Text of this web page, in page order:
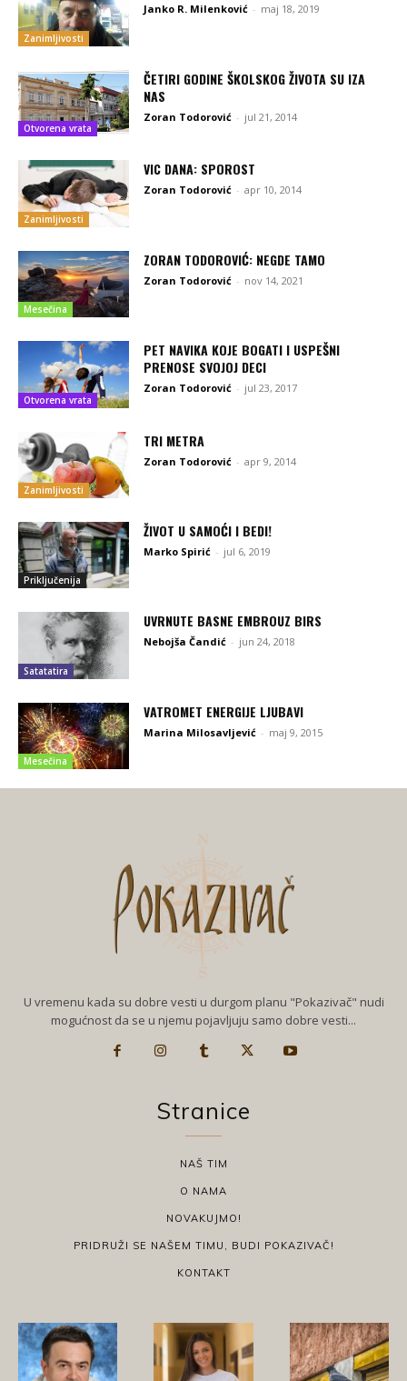
Zanimljivosti
Janko R. Milenković - maj 18, 2019
Otvorena vrata
ČETIRI GODINE ŠKOLSKOG ŽIVOTA SU IZA
NAS
Zoran Todorović - jul 21, 2014
Zanimljivosti
VIC DANA: SPOROST
Zoran Todorović - apr 10, 2014
Mesečina
ZORAN TODOROVIĆ: NEGDE TAMO
Zoran Todorović - nov 14, 2021
Otvorena vrata
PET NAVIKA KOJE BOGATI I USPEŠNI
PRENOSE SVOJOJ DECI
Zoran Todorović - jul 23, 2017
Zanimljivosti
TRI METRA
Zoran Todorović - apr 9, 2014
Priključenija
ŽIVOT U SAMOĆI I BEDI!
Marko Spirić - jul 6, 2019
Satatatira
UVRNUTE BASNE EMBROUZ BIRS
Nebojša Čandić - jun 24, 2018
Mesečina
VATROMET ENERGIJE LJUBAVI
Marina Milosavljević - maj 9, 2015
U vremenu kada su dobre vesti u durgom planu "Pokazivač" nudi
mogućnost da se u njemu pojavljuju samo dobre vesti...
Stranice
NAŠ TIM
O NAMA
NOVAKUJMO!
PRIDRUŽI SE NAŠEM TIMU, BUDI POKAZIVAČ!
KONTAKT